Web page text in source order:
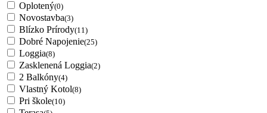
Oplotený(0)
Novostavba(3)
Blízko Prírody(11)
Dobré Napojenie(25)
Loggia(8)
Zasklenená Loggia(2)
2 Balkóny(4)
Vlastný Kotol(8)
Pri škole(10)